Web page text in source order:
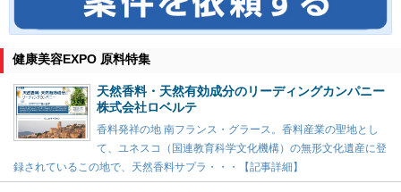
健康美容EXPO 原料特集
天然香料・天然有効成分のリーディングカンパニー
株式会社ロベルテ
香料発祥の地 南フランス・グラース。香料産業の聖地とし
て、ユネスコ（国連教育科学文化機構）の無形文化遺産に登
録されているこの地で、天然香料サプラ・・・【記事詳細】